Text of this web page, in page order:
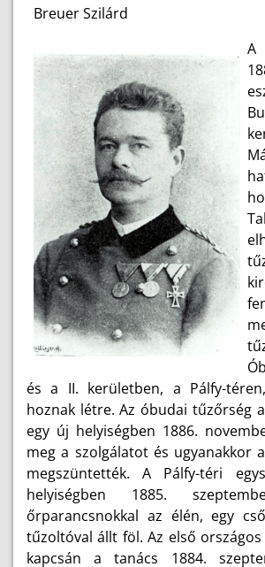
Breuer Szilárd
A
és a II. kerületben, a Pálfy-
hoznak létre. Az óbudai tűzőrség
egy új helyiségben 1886.
meg a szolgálatot és ugyanakkor
megszüntették. A Pálfy-téri
helyiségben 1885.
őrparancsnokkal az élén, egy
tűzoltóval állt föl. Az első
kapcsán a tanács 1884.